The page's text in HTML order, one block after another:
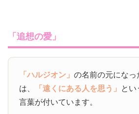
「追想の愛」
「ハルジオン」の名前の元になっ
は、
「遠くにある人を思う」 とい
言葉が付いています。